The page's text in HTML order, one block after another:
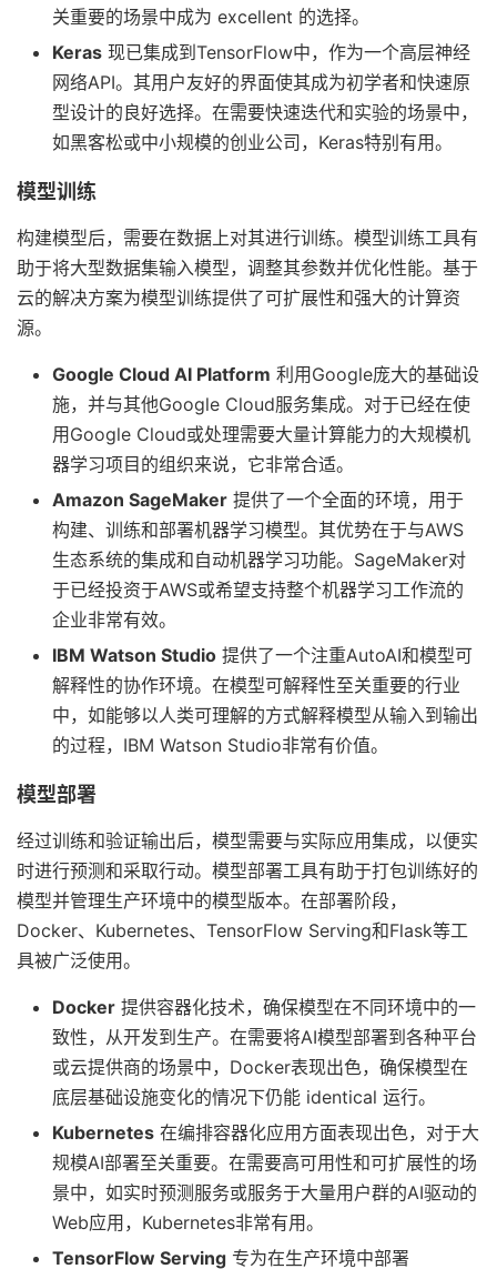
关重要的场景中成为 excellent 的选择。
Keras 现已集成到TensorFlow中，作为一个高层神经
网络API。其用户友好的界面使其成为初学者和快速原
型设计的良好选择。在需要快速迭代和实验的场景中，
如黑客松或中小规模的创业公司，Keras特别有用。
模型训练
构建模型后，需要在数据上对其进行训练。模型训练工具有
助于将大型数据集输入模型，调整其参数并优化性能。基于
云的解决方案为模型训练提供了可扩展性和强大的计算资
源。
Google Cloud AI Platform 利用Google庞大的基础设
施，并与其他Google Cloud服务集成。对于已经在使
用Google Cloud或处理需要大量计算能力的大规模机
器学习项目的组织来说，它非常合适。
Amazon SageMaker 提供了一个全面的环境，用于
构建、训练和部署机器学习模型。其优势在于与AWS
生态系统的集成和自动机器学习功能。SageMaker对
于已经投资于AWS或希望支持整个机器学习工作流的
企业非常有效。
IBM Watson Studio 提供了一个注重AutoAI和模型可
解释性的协作环境。在模型可解释性至关重要的行业
中，如能够以人类可理解的方式解释模型从输入到输出
的过程，IBM Watson Studio非常有价值。
模型部署
经过训练和验证输出后，模型需要与实际应用集成，以便实
时进行预测和采取行动。模型部署工具有助于打包训练好的
模型并管理生产环境中的模型版本。在部署阶段，
Docker、Kubernetes、TensorFlow Serving和Flask等工
具被广泛使用。
Docker 提供容器化技术，确保模型在不同环境中的一
致性，从开发到生产。在需要将AI模型部署到各种平台
或云提供商的场景中，Docker表现出色，确保模型在
底层基础设施变化的情况下仍能 identical 运行。
Kubernetes 在编排容器化应用方面表现出色，对于大
规模AI部署至关重要。在需要高可用性和可扩展性的场
景中，如实时预测服务或服务于大量用户群的AI驱动的
Web应用，Kubernetes非常有用。
TensorFlow Serving 专为在生产环境中部署